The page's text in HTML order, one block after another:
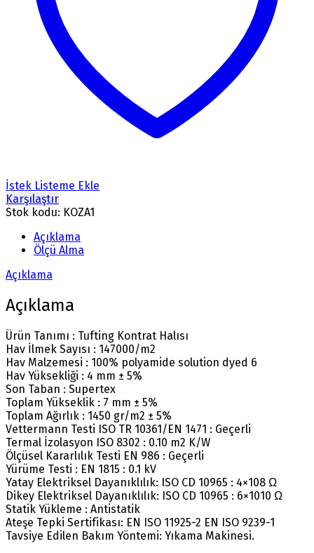
İstek Listeme Ekle
Karşılaştır
Stok kodu: KOZA1
Açıklama
Ölçü Alma
Açıklama
Açıklama
Ürün Tanımı : Tufting Kontrat Halısı
Hav İlmek Sayısı : 147000/m2
Hav Malzemesi : 100% polyamide solution dyed 6
Hav Yüksekliği : 4 mm ± 5%
Son Taban : Supertex
Toplam Yükseklik : 7 mm ± 5%
Toplam Ağırlık : 1450 gr/m2 ± 5%
Vettermann Testi ISO TR 10361/EN 1471 : Geçerli
Termal İzolasyon ISO 8302 : 0.10 m2 K/W
Ölçüsel Kararlılık Testi EN 986 : Geçerli
Yürüme Testi : EN 1815 : 0.1 kV
Yatay Elektriksel Dayanıklılık: ISO CD 10965 : 4×108 Ω
Dikey Elektriksel Dayanıklılık: ISO CD 10965 : 6×1010 Ω
Statik Yükleme : Antistatik
Ateşe Tepki Sertifikası: EN ISO 11925-2 EN ISO 9239-1
Tavsiye Edilen Bakım Yöntemi: Yıkama Makinesi.